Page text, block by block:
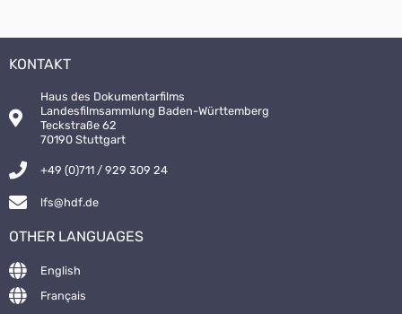
KONTAKT
Haus des Dokumentarfilms
Landesfilmsammlung Baden-Württemberg
Teckstraße 62
70190 Stuttgart
+49 (0)711 / 929 309 24
lfs@hdf.de
OTHER LANGUAGES
English
Français